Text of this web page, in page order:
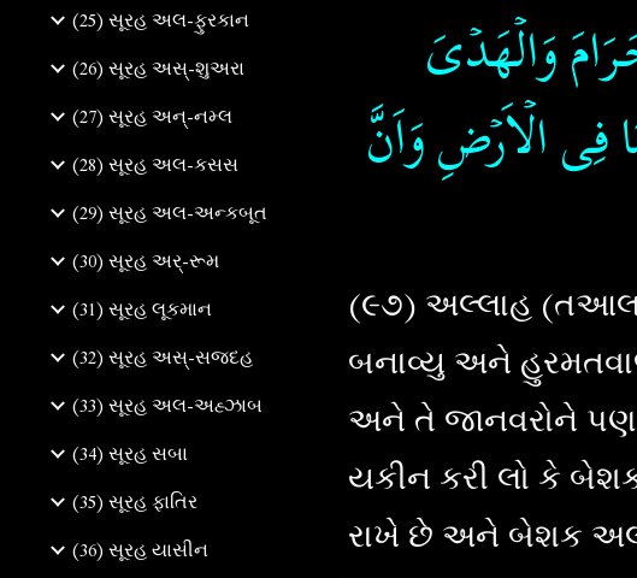
(25) સૂરહ અલ-ફુરકાન
(26) સૂરહ અસ્-શુઅરા
(27) સૂરહ અન્-નમ્લ
(28) સૂરહ અલ-કસસ
(29) સૂરહ અલ-અન્કબૂત
(30) સૂરહ અર્-રૂમ
(31) સૂરહ લૂકમાન
(32) સૂરહ અસ્-સજદહ
(33) સૂરહ અલ-અહ્ઝાબ
(34) સૂરહ સબા
(35) સૂરહ ફાતિર
(36) સૂરહ યાસીન
وَالۡهَدۡىَ
فِى الۡاَرۡضِ وَاَنَّ
(૯૭) અલ્લાહ
બનાવ્યુ અને
અને તે જાનવરોને પણ
યકીન કરી લો કે
રાખે છે અને બેશક